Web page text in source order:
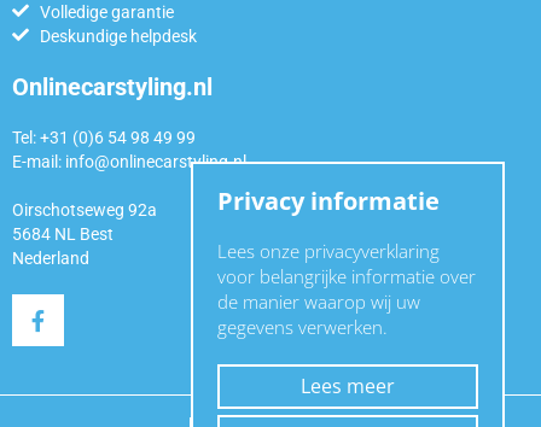
Volledige garantie
Deskundige helpdesk
Onlinecarstyling.nl
Tel: +31 (0)6 54 98 49 99
E-mail: info@onlinecarstyling.nl
Oirschotseweg 92a
5684 NL Best
Nederland
Privacy informatie
Lees onze privacyverklaring
voor belangrijke informatie over
de manier waarop wij uw
gegevens verwerken.
Lees meer